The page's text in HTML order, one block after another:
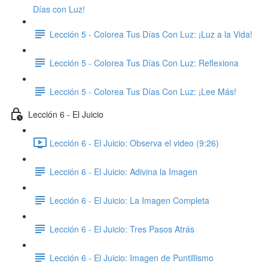
Días con Luz!
Lección 5 - Colorea Tus Días Con Luz: ​¡Luz a la Vida!
Lección 5 - Colorea Tus Días Con Luz: Reflexiona
Lección 5 - Colorea Tus Días Con Luz: ​¡Lee Más!
Lección 6 - El Juicio
Lección 6 - El Juicio: Observa el video (9:26)
Lección 6 - El Juicio: Adivina la Imagen
Lección 6 - El Juicio: La Imagen Completa
Lección 6 - El Juicio: Tres Pasos Atrás
Lección 6 - El Juicio: Imagen de Puntillismo